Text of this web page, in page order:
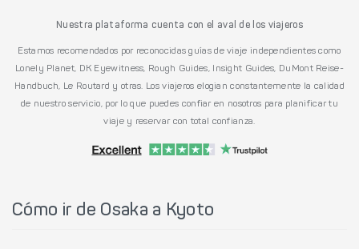
Nuestra plataforma cuenta con el aval de los viajeros
Estamos recomendados por reconocidas guías de viaje independientes como
Lonely Planet, DK Eyewitness, Rough Guides, Insight Guides, DuMont Reise-
Handbuch, Le Routard y otras. Los viajeros elogian constantemente la calidad
de nuestro servicio, por lo que puedes confiar en nosotros para planificar tu
viaje y reservar con total confianza.
Cómo ir de Osaka a Kyoto